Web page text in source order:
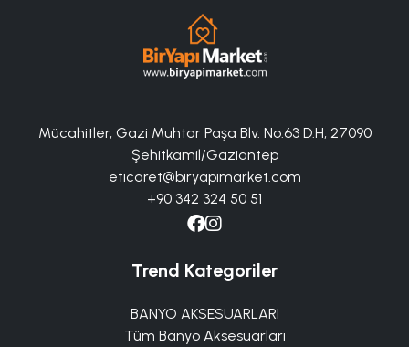
Mücahitler, Gazi Muhtar Paşa Blv. No:63 D:H, 27090
Şehitkamil/Gaziantep
eticaret@biryapimarket.com
+90 342 324 50 51
Trend Kategoriler
BANYO AKSESUARLARI
Tüm Banyo Aksesuarları